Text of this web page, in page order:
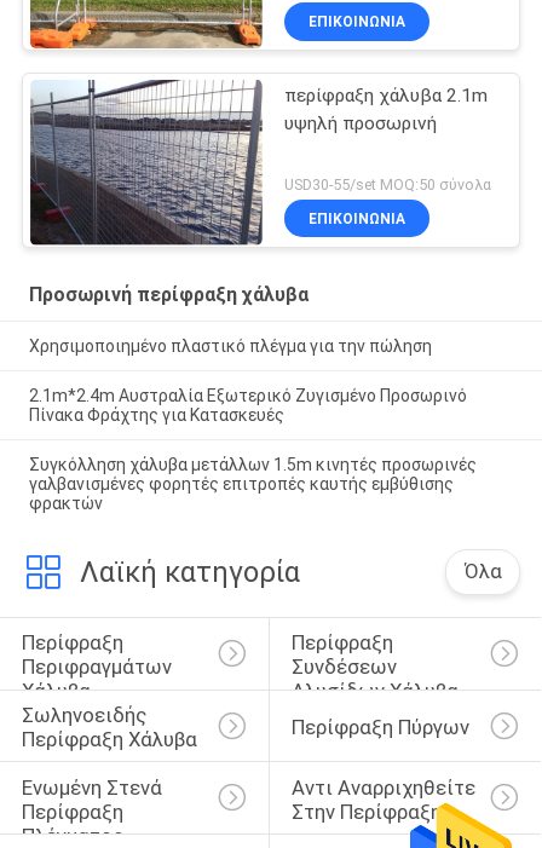
ΕΠΙΚΟΙΝΩΝΙΑ
περίφραξη χάλυβα 2.1m
υψηλή προσωρινή
USD30-55/set MOQ:50 σύνολα
ΕΠΙΚΟΙΝΩΝΙΑ
Προσωρινή περίφραξη χάλυβα
Χρησιμοποιημένο πλαστικό πλέγμα για την πώληση
2.1m*2.4m Αυστραλία Εξωτερικό Ζυγισμένο Προσωρινό
Πίνακα Φράχτης για Κατασκευές
Συγκόλληση χάλυβα μετάλλων 1.5m κινητές προσωρινές
γαλβανισμένες φορητές επιτροπές καυτής εμβύθισης
φρακτών
Λαϊκή κατηγορία Όλα
Περίφραξη
Περιφραγμάτων
Χάλυβα
Περίφραξη
Συνδέσεων
Αλυσίδων Χάλυβα
Σωληνοειδής
Περίφραξη Χάλυβα
Περίφραξη Πύργων
Ενωμένη Στενά
Περίφραξη
Πλέγματος
Αντι Αναρριχηθείτε
Στην Περίφραξη